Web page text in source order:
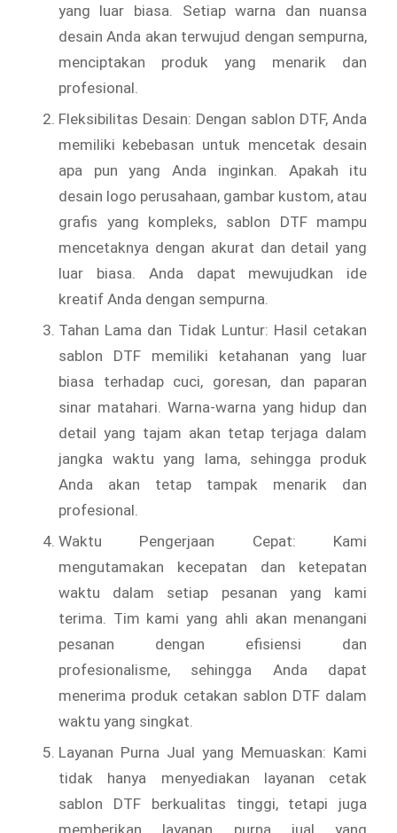
yang luar biasa. Setiap warna dan nuansa
desain Anda akan terwujud dengan sempurna,
menciptakan produk yang menarik dan
profesional.
Fleksibilitas Desain: Dengan sablon DTF, Anda
memiliki kebebasan untuk mencetak desain
apa pun yang Anda inginkan. Apakah itu
desain logo perusahaan, gambar kustom, atau
grafis yang kompleks, sablon DTF mampu
mencetaknya dengan akurat dan detail yang
luar biasa. Anda dapat mewujudkan ide
kreatif Anda dengan sempurna.
Tahan Lama dan Tidak Luntur: Hasil cetakan
sablon DTF memiliki ketahanan yang luar
biasa terhadap cuci, goresan, dan paparan
sinar matahari. Warna-warna yang hidup dan
detail yang tajam akan tetap terjaga dalam
jangka waktu yang lama, sehingga produk
Anda akan tetap tampak menarik dan
profesional.
Waktu Pengerjaan Cepat: Kami
mengutamakan kecepatan dan ketepatan
waktu dalam setiap pesanan yang kami
terima. Tim kami yang ahli akan menangani
pesanan dengan efisiensi dan
profesionalisme, sehingga Anda dapat
menerima produk cetakan sablon DTF dalam
waktu yang singkat.
Layanan Purna Jual yang Memuaskan: Kami
tidak hanya menyediakan layanan cetak
sablon DTF berkualitas tinggi, tetapi juga
memberikan layanan purna jual yang